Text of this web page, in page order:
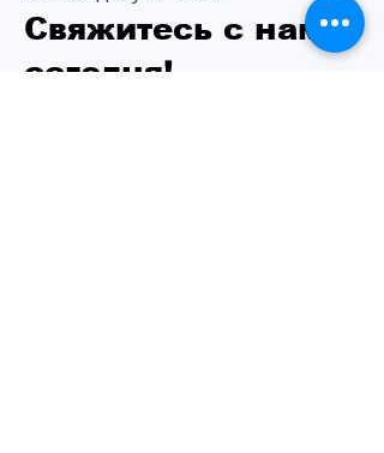
Свяжитесь с нами
сегодня!